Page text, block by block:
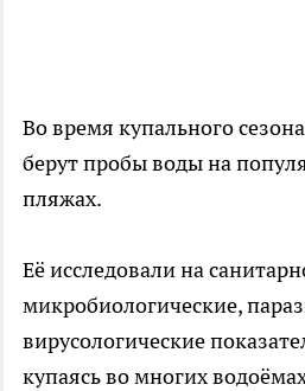
Во время купального
берут пробы воды на
пляжах.
Её исследовали на
микробиологические,
вирусологические
купаясь во многих